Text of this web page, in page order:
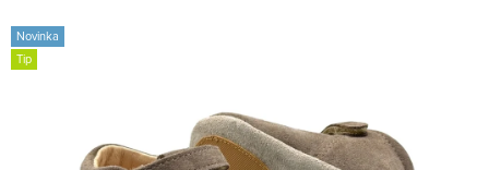
Novinka
Tip